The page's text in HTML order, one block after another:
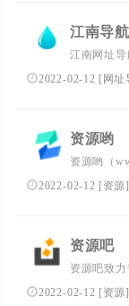
江南导航
江南网址
术导航网,
实用简洁
2022-02-12 [网址
资源哟
资源哟（
享，每天
2022-02-12 [资源]
资源吧
资源吧致
发布.拥有
2022-02-12 [资源]